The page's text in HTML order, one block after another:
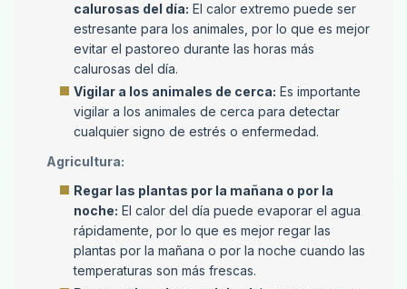
calurosas del día: El calor extremo puede ser
estresante para los animales, por lo que es mejor
evitar el pastoreo durante las horas más
calurosas del día.
Vigilar a los animales de cerca: Es importante
vigilar a los animales de cerca para detectar
cualquier signo de estrés o enfermedad.
Agricultura:
Regar las plantas por la mañana o por la
noche: El calor del día puede evaporar el agua
rápidamente, por lo que es mejor regar las
plantas por la mañana o por la noche cuando las
temperaturas son más frescas.